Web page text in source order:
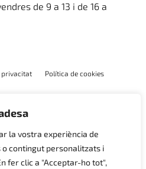
la vostra experiència de
o contingut personalitzats i
fer clic a "Acceptar-ho tot",
de 9 a 13 i de 16 a
privacitat Política de cookies